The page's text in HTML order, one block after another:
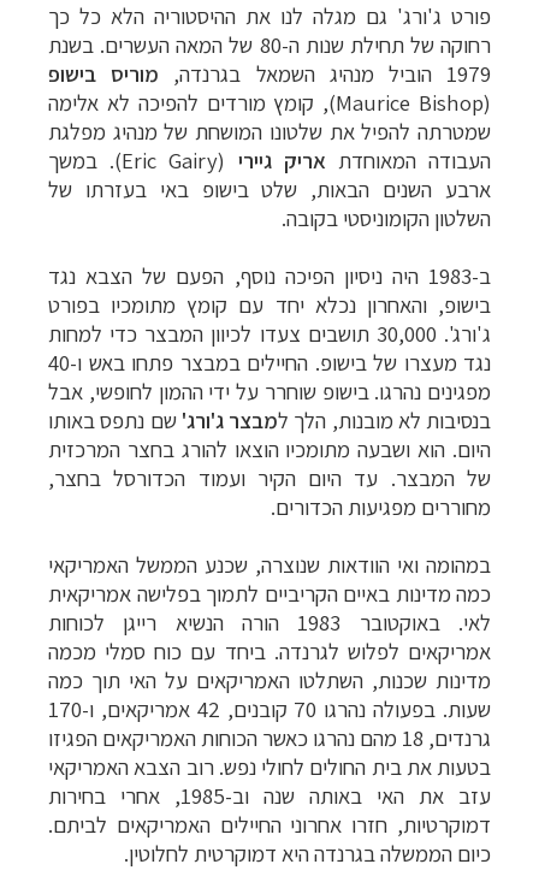
פורט ג'ורג' גם מגלה לנו את ההיסטוריה הלא כל כך
רחוקה של תחילת שנות ה-80 של המאה העשרים.
בשנת
1979 הוביל מנהיג השמאל בגרנדה,
מוריס בישופ
(Maurice Bishop), קומץ מורדים להפיכה לא אלימה
שמטרתה להפיל את שלטונו המושחת של מנהיג מפלגת
העבודה המאוחדת אריק גיירי (Eric Gairy)
. במשך
ארבע השנים הבאות, שלט בישופ באי בעזרתו של
השלטון הקומוניסטי בקובה.
ב-1983 היה ניסיון הפיכה נוסף, הפעם של הצבא נגד
בישופ, והאחרון נכלא יחד עם קומץ מתומכיו בפורט
ג'ורג'. 30,000 תושבים צעדו לכיוון המבצר כדי למחות
נגד מעצרו של בישופ. החיילים במבצר פתחו באש ו-40
מפגינים נהרגו. בישופ שוחרר על ידי ההמון לחופשי, אבל
בנסיבות לא מובנות, הלך למבצר ג'ורג'שם נתפס באותו
היום. הוא ושבעה מתומכיו הוצאו להורג בחצר המרכזית
של המבצר. עד היום הקיר ועמוד הכדורסל בחצר,
מחוררים מפגיעות הכדורים.
במהומה ואי הוודאות שנוצרה, שכנע הממשל האמריקאי
כמה מדינות באיים הקריביים לתמוך בפלישה אמריקאית
לאי. באוקטובר 1983
הורההנשיא רייגן לכוחות
אמריקאים לפלוש לגרנדה. ביחד עם כוח סמלי מכמה
מדינות שכנות, השתלטו האמריקאים על האי תוך כמה
שעות. בפעולה נהרגו 70 קובנים, 42 אמריקאים, ו-170
גרנדים, 18 מהם נהרגו כאשר הכוחות האמריקאים הפגיזו
בטעות את בית החולים לחולי נפש. רוב הצבא האמריקאי
עזב את האי באותה שנה וב-1985, אחרי בחירות
דמוקרטיות, חזרו אחרוני החיילים האמריקאים לביתם.
כיום הממשלה בגרנדה היא דמוקרטית לחלוטין.